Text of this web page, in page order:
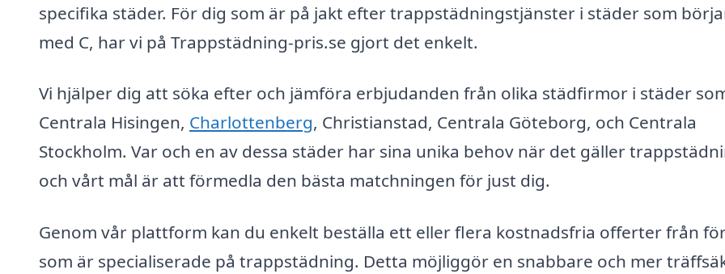
specifika städer. För dig som är på jakt efter trappstädningstjänster i städer som
med C, har vi på Trappstädning-pris.se gjort det enkelt.
Vi hjälper dig att söka efter och jämföra erbjudanden från olika städfirmor i städer
Centrala Hisingen, Charlottenberg, Christianstad, Centrala Göteborg, och Centrala
Stockholm. Var och en av dessa städer har sina unika behov när det gäller
och vårt mål är att förmedla den bästa matchningen för just dig.
Genom vår plattform kan du enkelt beställa ett eller flera kostnadsfria offerter från
som är specialiserade på trappstädning. Detta möjliggör en snabbare och mer